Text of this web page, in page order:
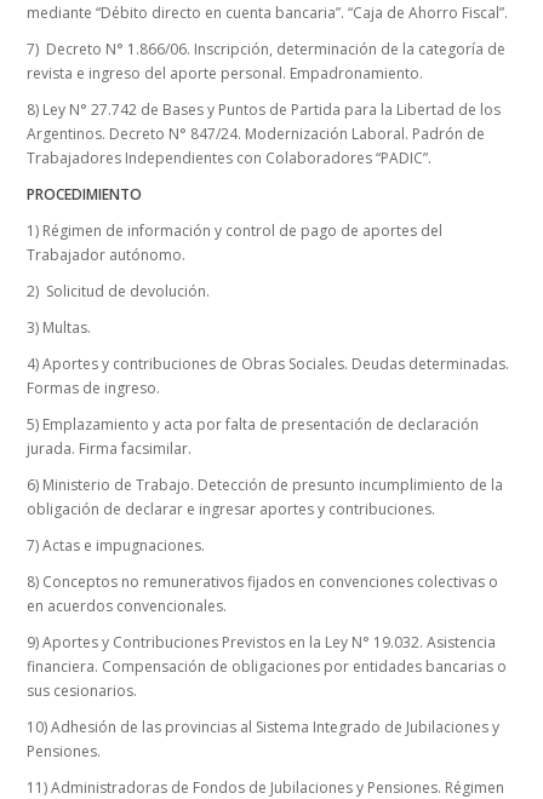
mediante “Débito directo en cuenta bancaria”. “Caja de Ahorro Fiscal”.
7) Decreto N° 1.866/06. Inscripción, determinación de la categoría de
revista e ingreso del aporte personal. Empadronamiento.
8) Ley N° 27.742 de Bases y Puntos de Partida para la Libertad de los
Argentinos. Decreto N° 847/24. Modernización Laboral. Padrón de
Trabajadores Independientes con Colaboradores “PADIC”.
PROCEDIMIENTO
1) Régimen de información y control de pago de aportes del
Trabajador autónomo.
2) Solicitud de devolución.
3) Multas.
4) Aportes y contribuciones de Obras Sociales. Deudas determinadas.
Formas de ingreso.
5) Emplazamiento y acta por falta de presentación de declaración
jurada. Firma facsimilar.
6) Ministerio de Trabajo. Detección de presunto incumplimiento de la
obligación de declarar e ingresar aportes y contribuciones.
7) Actas e impugnaciones.
8) Conceptos no remunerativos fijados en convenciones colectivas o
en acuerdos convencionales.
9) Aportes y Contribuciones Previstos en la Ley N° 19.032. Asistencia
financiera. Compensación de obligaciones por entidades bancarias o
sus cesionarios.
10) Adhesión de las provincias al Sistema Integrado de Jubilaciones y
Pensiones.
11) Administradoras de Fondos de Jubilaciones y Pensiones. Régimen